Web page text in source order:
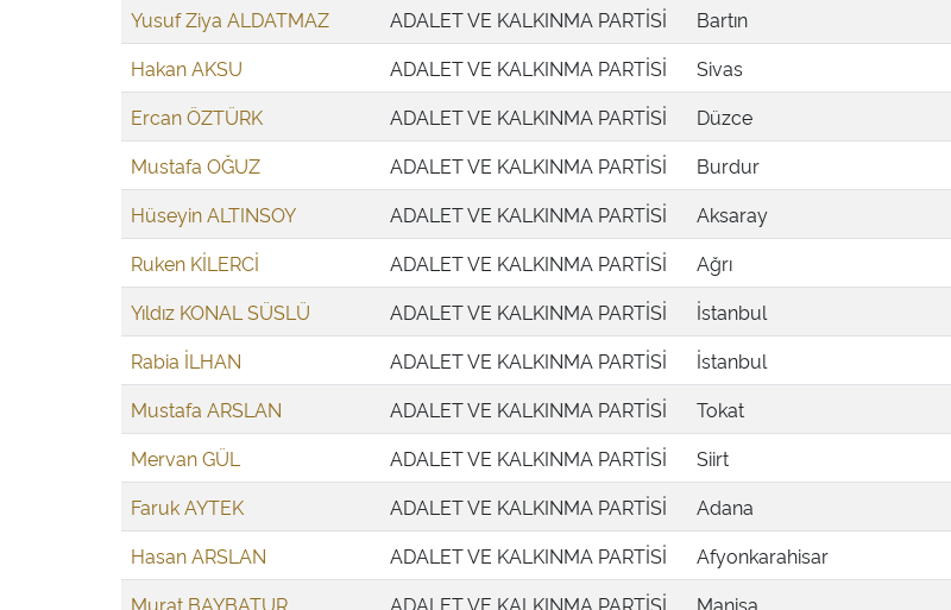
Yusuf Ziya ALDATMAZ
ADALET VE KALKINMA PARTİSİ
Bartın
Hakan AKSU
ADALET VE KALKINMA PARTİSİ
Sivas
Ercan ÖZTÜRK
ADALET VE KALKINMA PARTİSİ
Düzce
Mustafa OĞUZ
ADALET VE KALKINMA PARTİSİ
Burdur
Hüseyin ALTINSOY
ADALET VE KALKINMA PARTİSİ
Aksaray
Ruken KİLERCİ
ADALET VE KALKINMA PARTİSİ
Ağrı
Yıldız KONAL SÜSLÜ
ADALET VE KALKINMA PARTİSİ
İstanbul
Rabia İLHAN
ADALET VE KALKINMA PARTİSİ
İstanbul
Mustafa ARSLAN
ADALET VE KALKINMA PARTİSİ
Tokat
Mervan GÜL
ADALET VE KALKINMA PARTİSİ
Siirt
Faruk AYTEK
ADALET VE KALKINMA PARTİSİ
Adana
Hasan ARSLAN
ADALET VE KALKINMA PARTİSİ
Afyonkarahisar
Murat BAYBATUR
ADALET VE KALKINMA PARTİSİ Manisa